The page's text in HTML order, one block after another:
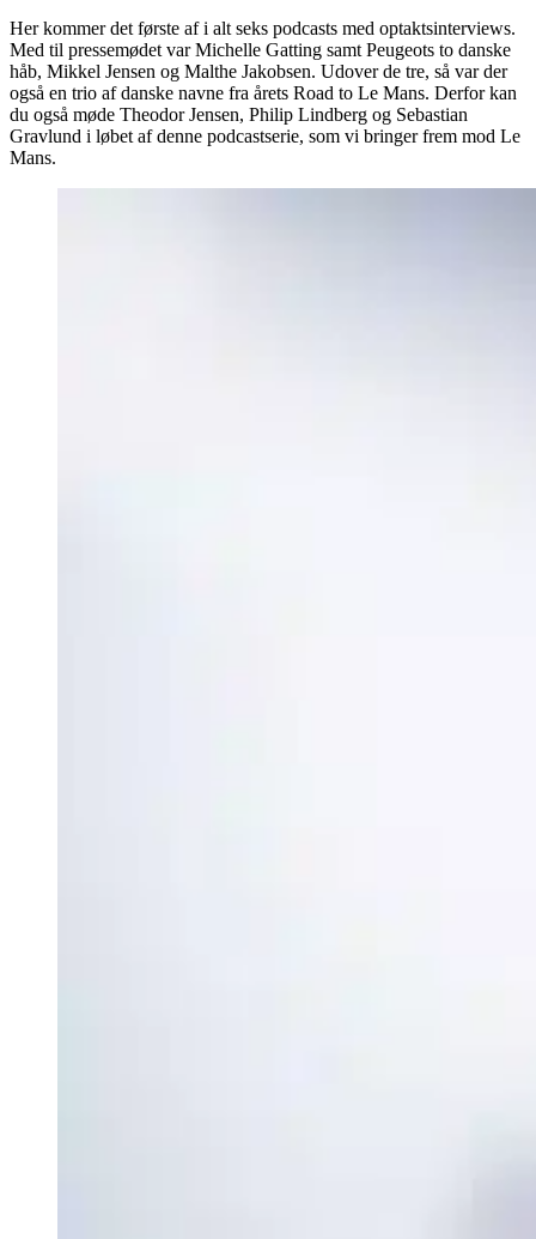
Her kommer det første af i alt seks podcasts med optaktsinterviews.
Med til pressemødet var Michelle Gatting samt Peugeots to danske
håb, Mikkel Jensen og Malthe Jakobsen. Udover de tre, så var der
også en trio af danske navne fra årets Road to Le Mans. Derfor kan
du også møde Theodor Jensen, Philip Lindberg og Sebastian
Gravlund i løbet af denne podcastserie, som vi bringer frem mod Le
Mans.